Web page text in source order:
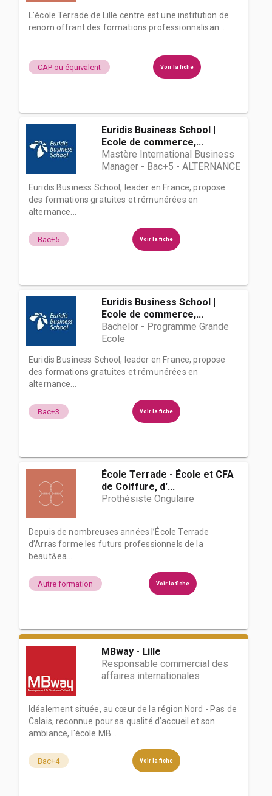
L’école Terrade de Lille centre est une institution de
renom offrant des formations professionnalisan...
CAP ou équivalent Voir la fiche
Euridis Business School |
Ecole de commerce,...
Mastère International Business
Manager - Bac+5 - ALTERNANCE
Euridis Business School, leader en France, propose
des formations gratuites et rémunérées en
alternance...
Bac+5 Voir la fiche
Euridis Business School |
Ecole de commerce,...
Bachelor - Programme Grande
Ecole
Euridis Business School, leader en France, propose
des formations gratuites et rémunérées en
alternance...
Bac+3 Voir la fiche
École Terrade - École et CFA
de Coiffure, d'...
Prothésiste Ongulaire
Depuis de nombreuses années l’École Terrade
d’Arras forme les futurs professionnels de la
beaut&ea...
Autre formation Voir la fiche
MBway - Lille
Responsable commercial des
affaires internationales
Idéalement située, au cœur de la région Nord - Pas de
Calais, reconnue pour sa qualité d’accueil et son
ambiance, l'école MB...
Bac+4 Voir la fiche